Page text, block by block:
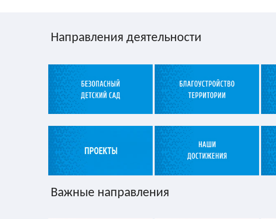
Направления деятельности
Важные направления